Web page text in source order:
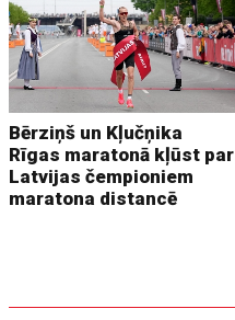
Bērziņš un Kļučņika
Rīgas maratonā kļūst par
Latvijas čempioniem
maratona distancē